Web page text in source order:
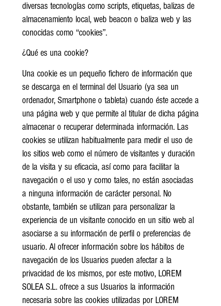
diversas tecnologías como scripts, etiquetas, balizas de
almacenamiento local, web beacon o baliza web y las
conocidas como “cookies”.
¿Qué es una cookie?
Una cookie es un pequeño fichero de información que
se descarga en el terminal del Usuario (ya sea un
ordenador, Smartphone o tableta) cuando éste accede a
una página web y que permite al titular de dicha página
almacenar o recuperar determinada información. Las
cookies se utilizan habitualmente para medir el uso de
los sitios web como el número de visitantes y duración
de la visita y su eficacia, así como para facilitar la
navegación o el uso y como tales, no están asociadas
a ninguna información de carácter personal. No
obstante, también se utilizan para personalizar la
experiencia de un visitante conocido en un sitio web al
asociarse a su información de perfil o preferencias de
usuario. Al ofrecer información sobre los hábitos de
navegación de los Usuarios pueden afectar a la
privacidad de los mismos, por este motivo, LOREM
SOLEA S.L. ofrece a sus Usuarios la información
necesaria sobre las cookies utilizadas por LOREM